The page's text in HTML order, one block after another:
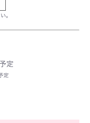
。
定
定